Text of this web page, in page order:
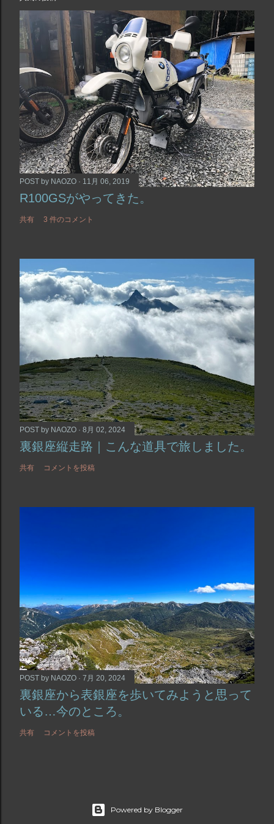
POST by NAOZO 11月 06, 2019
R100GSがやってきた。
共有 3 件のコメント
POST by NAOZO 8月 02, 2024
裏銀座縦走路｜こんな道具で旅しました。
共有 コメントを投稿
POST by NAOZO 7月 20, 2024
裏銀座から表銀座を歩いてみようと思って
いる…今のところ。
共有 コメントを投稿
Powered by Blogger